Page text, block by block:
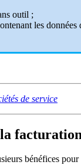
outil ;
les
de service
la
bénéfices